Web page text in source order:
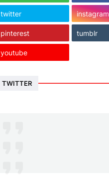
twitter instagram
pinterest tumblr
youtube
TWITTER